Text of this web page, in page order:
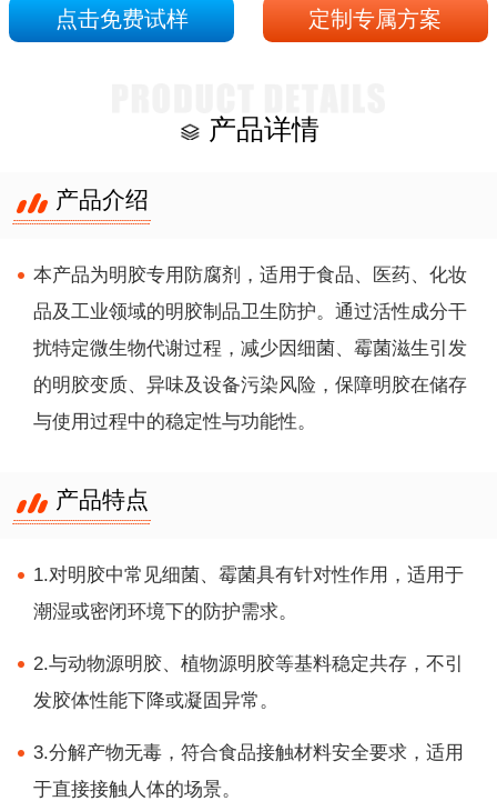
点击免费试样 定制专属方案
产品详情
产品介绍
本产品为明胶专用防腐剂，适用于食品、医药、化妆
品及工业领域的明胶制品卫生防护。通过活性成分干
扰特定微生物代谢过程，减少因细菌、霉菌滋生引发
的明胶变质、异味及设备污染风险，保障明胶在储存
与使用过程中的稳定性与功能性。
产品特点
1.对明胶中常见细菌、霉菌具有针对性作用，适用于
潮湿或密闭环境下的防护需求。
2.与动物源明胶、植物源明胶等基料稳定共存，不引
发胶体性能下降或凝固异常。
3.分解产物无毒，符合食品接触材料安全要求，适用
于直接接触人体的场景。